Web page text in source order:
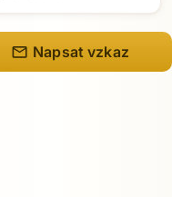
mail Napsat vzkaz